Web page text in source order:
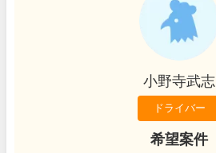
小野寺武志
ドライバー
希望案件